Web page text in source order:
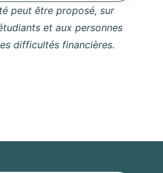
peut être proposé, sur
et aux personnes
difficultés financières.